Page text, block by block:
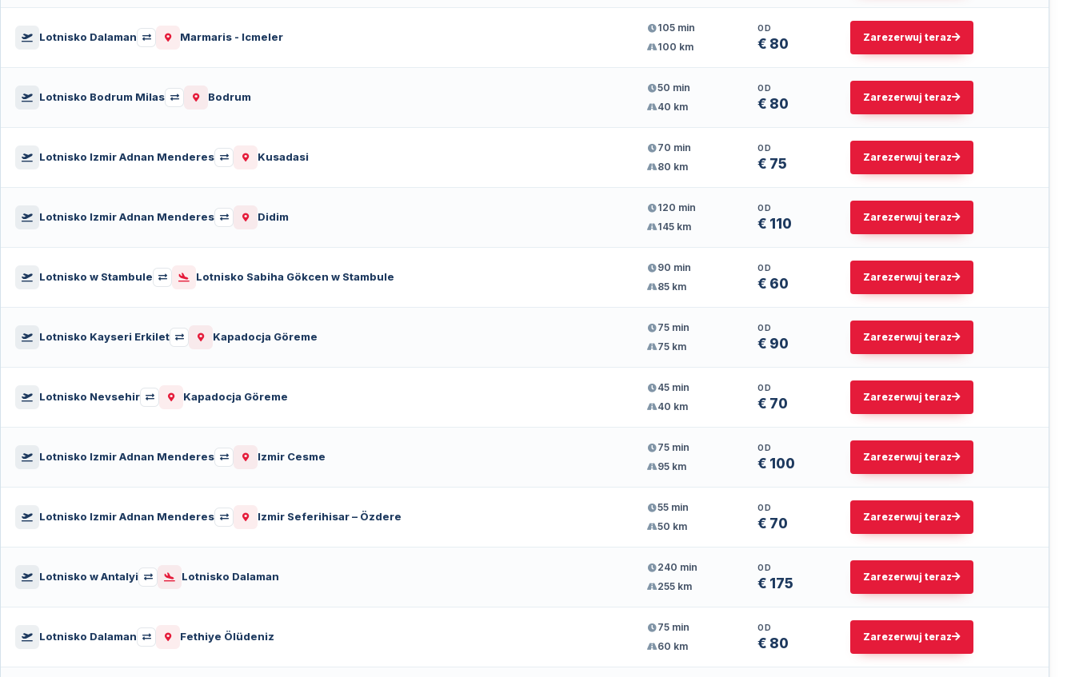
Lotnisko Dalaman Marmaris - Icmeler
105 min
100 km
OD
€ 80 Zarezerwuj teraz
Lotnisko Bodrum Milas Bodrum
50 min
40 km
OD
€ 80 Zarezerwuj teraz
Lotnisko Izmir Adnan Menderes Kusadasi
70 min
80 km
OD
€ 75 Zarezerwuj teraz
Lotnisko Izmir Adnan Menderes Didim
120 min
145 km
OD
€ 110 Zarezerwuj teraz
Lotnisko w Stambule Lotnisko Sabiha Gökcen w Stambule
90 min
85 km
OD
€ 60 Zarezerwuj teraz
Lotnisko Kayseri Erkilet Kapadocja Göreme
75 min
75 km
OD
€ 90 Zarezerwuj teraz
Lotnisko Nevsehir Kapadocja Göreme
45 min
40 km
OD
€ 70 Zarezerwuj teraz
Lotnisko Izmir Adnan Menderes Izmir Cesme
75 min
95 km
OD
€ 100 Zarezerwuj teraz
Lotnisko Izmir Adnan Menderes Izmir Seferihisar – Özdere
55 min
50 km
OD
€ 70 Zarezerwuj teraz
Lotnisko w Antalyi Lotnisko Dalaman
240 min
255 km
OD
€ 175 Zarezerwuj teraz
Lotnisko Dalaman Fethiye Ölüdeniz
75 min
60 km
OD
€ 80 Zarezerwuj teraz